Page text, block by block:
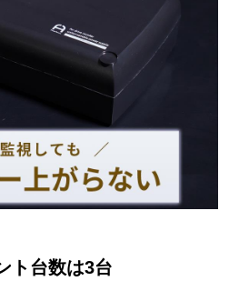
ト台数は3台